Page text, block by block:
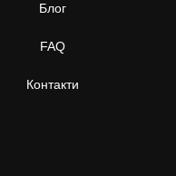
Блог
FAQ
Контакти